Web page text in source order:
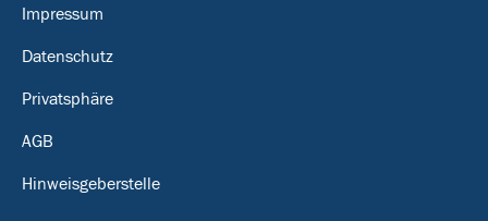
Impressum
Datenschutz
Privatsphäre
AGB
Hinweisgeberstelle